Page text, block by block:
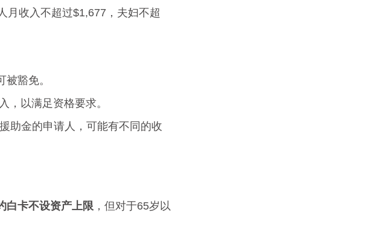
月收入不超过$1,677，夫妇不超
豁免。
，以满足资格要求。
助金的申请人，可能有不同的收
白卡不设资产上限 ，但对于65岁以